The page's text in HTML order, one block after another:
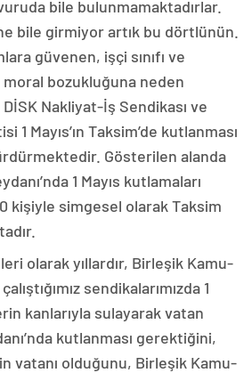
bile bulunmamaktadırlar.
bile girmiyor artık bu dörtlünün.
güvenen, işçi sınıfı ve
moral bozukluğuna neden
DİSK Nakliyat-İş Sendikası ve
1 Mayıs’ın Taksim’de kutlanması
Gösterilen alanda
1 Mayıs kutlamaları
kişiyle simgesel olarak Taksim
olarak yıllardır, Birleşik Kamu-
sendikalarımızda 1
kanlarıyla sulayarak vatan
kutlanması gerektiğini,
vatanı olduğunu, Birleşik Kamu-